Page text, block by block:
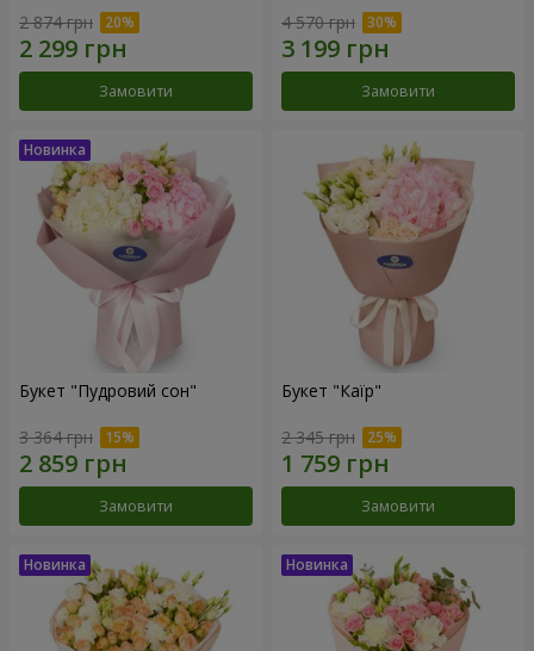
2 874 грн
Замовити
4 570 грн
Замовити
Букет "Пудровий сон"
3 364 грн
Замовити
Букет "Каїр"
2 345 грн
Замовити